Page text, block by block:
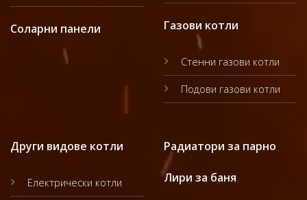
Соларни панели Газови котли
Стенни газови котли
Подови газови котли
Други видове котли
Електрически котли
Радиатори за парно
Лири за баня